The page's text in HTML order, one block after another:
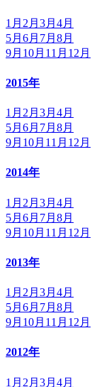
1月 2月 3月 4月
5月 6月 7月 8月
9月 10月 11月 12月
2015年
1月 2月 3月 4月
5月 6月 7月 8月
9月 10月 11月 12月
2014年
1月 2月 3月 4月
5月 6月 7月 8月
9月 10月 11月 12月
2013年
1月 2月 3月 4月
5月 6月 7月 8月
9月 10月 11月 12月
2012年
1月 2月 3月 4月